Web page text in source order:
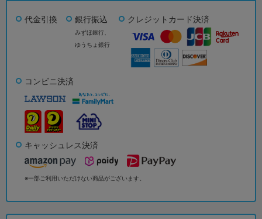
代金引換 銀行振込
みずほ銀行、
ゆうちょ銀行
クレジットカード決済
コンビニ決済
キャッシュレス決済
※一部ご利用いただけない商品がございます。